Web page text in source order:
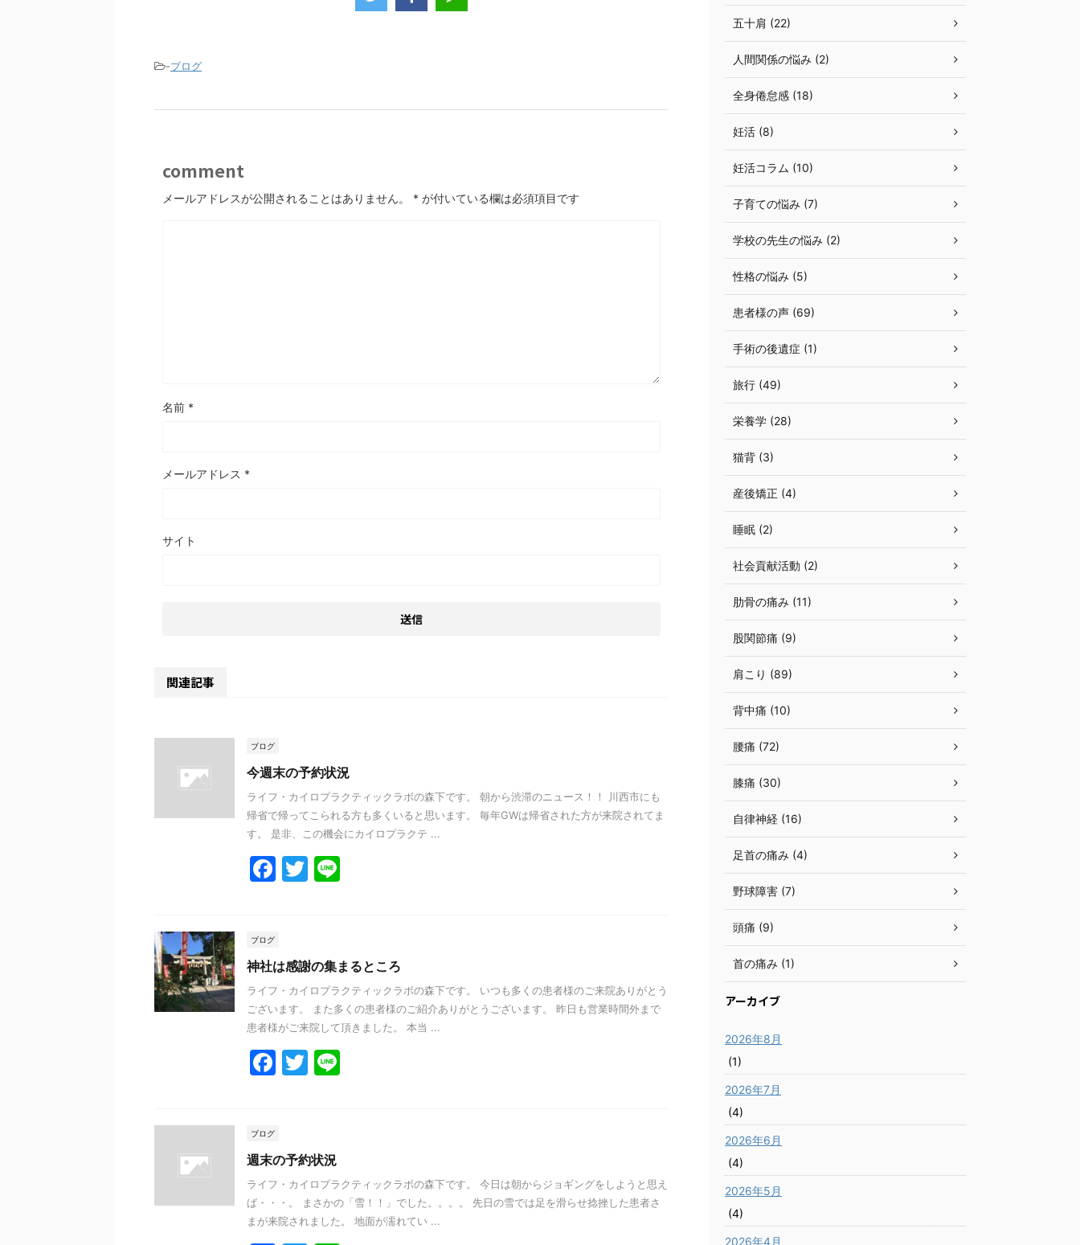
o
k
-ブログ
comment
メールアドレスが公開されることはありません。 * が付いている欄は必須項目です
名前 *
メールアドレス *
サイト
関連記事
ブログ
今週末の予約状況
ライフ・カイロプラクティックラボの森下です。 朝から渋滞のニュース！！ 川西市にも
帰省で帰ってこられる方も多くいると思います。 毎年GWは帰省された方が来院されてま
す。 是非、この機会にカイロプラクテ ...
F
b
o
o
k
T
ブログ
神社は感謝の集まるところ
ライフ・カイロプラクティックラボの森下です。 いつも多くの患者様のご来院ありがとう
ございます。 また多くの患者様のご紹介ありがとうございます。 昨日も営業時間外まで
患者様がご来院して頂きました。 本当 ...
F
b
o
o
T
ブログ
週末の予約状況
ライフ・カイロプラクティックラボの森下です。 今日は朝からジョギングをしようと思え
ば・・・。 まさかの「雪！！」でした。。。。 先日の雪では足を滑らせ捻挫した患者さ
まが来院されました。 地面が濡れてい ...
五十肩 (22)
人間関係の悩み (2)
全身倦怠感 (18)
妊活 (8)
妊活コラム (10)
子育ての悩み (7)
学校の先生の悩み (2)
性格の悩み (5)
患者様の声 (69)
手術の後遺症 (1)
旅行 (49)
栄養学 (28)
猫背 (3)
産後矯正 (4)
睡眠 (2)
社会貢献活動 (2)
肋骨の痛み (11)
股関節痛 (9)
肩こり (89)
背中痛 (10)
腰痛 (72)
膝痛 (30)
自律神経 (16)
足首の痛み (4)
野球障害 (7)
頭痛 (9)
首の痛み (1)
アーカイブ
2026年8月
(1)
2026年7月
(4)
2026年6月
(4)
2026年5月
(4)
2026年4月